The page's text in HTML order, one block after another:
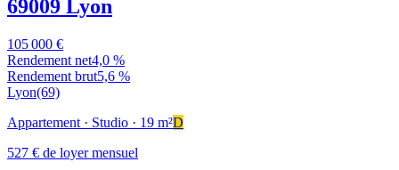
69009 Lyon
105 000 €
Rendement net4,0 %
Rendement brut5,6 %
Lyon(69)
Appartement · Studio · 19 m²D
527 € de loyer mensuel